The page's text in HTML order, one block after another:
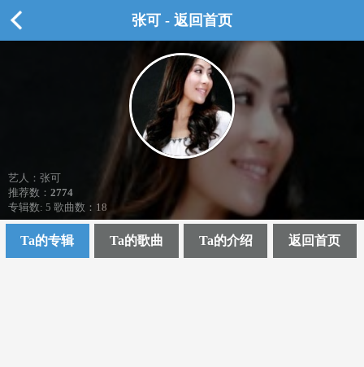
张可 - 返回首页
艺人：张可
推荐数： 2774
专辑数: 5 歌曲数：18
Ta的专辑 Ta的歌曲 Ta的介绍 返回首页